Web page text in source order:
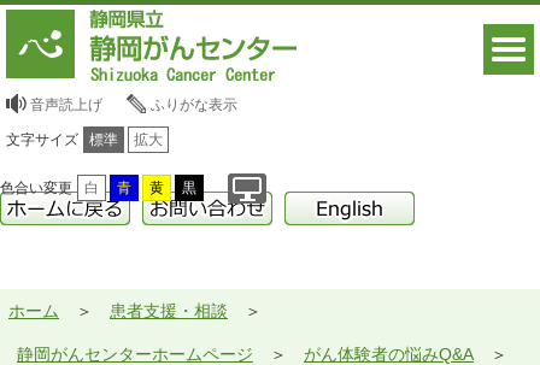
音声読上げ ふりがな表示
文字サイズ 標準 拡大
色合い変更 白 青 黄 黒
ホーム 患者支援・相談
静岡がんセンターホームページ がん体験者の悩みQ&A